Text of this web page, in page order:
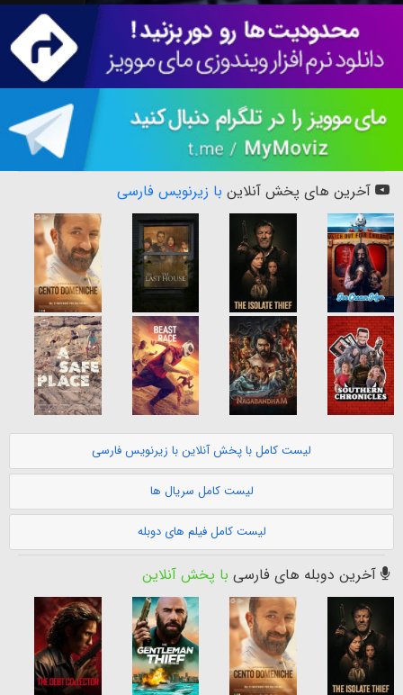
آخرین های پخش آنلاین با زیرنویس فارسی
لیست کامل با پخش آنلاین با زیرنویس فارسی
لیست کامل سریال ها
لیست کامل فیلم های دوبله
آخرین دوبله های فارسی با پخش آنلاین